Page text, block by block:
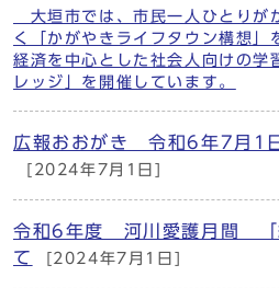
大垣市では、市民一人ひとりが
く「かがやきライフタウン構想」
経済を中心とした社会人向けの学
レッジ」を開催しています。
広報おおがき 令和6年7月1
[2024年7月1日]
令和6年度 河川愛護月間 「
て
[2024年7月1日]